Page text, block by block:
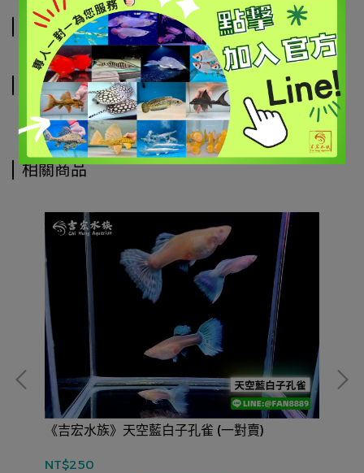
規格說明
運送方式
相關商品
《吉宏水族》天空藍白子孔雀 (一對賣)
NT$250